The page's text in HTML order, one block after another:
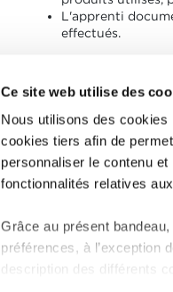
Ce site web utilise des
Nous utilisons des cookies
cookies tiers afin de
personnaliser le contenu
fonctionnalités relatives
Grâce au présent
préférences, à l’exception
description des différents
L'apprenti
effectués.
L'apprenti a
des produits.
L'apprenti a